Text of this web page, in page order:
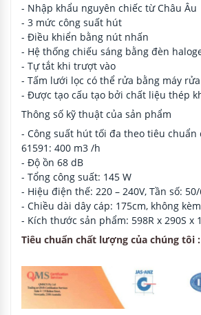
- Nhập khẩu nguyên chiếc từ Châu Âu
- 3 mức công suất hút
- Điều khiển bằng nút nhấn
- Hệ thống chiếu sáng bằng đèn
- Tự tắt khi trượt vào
- Tấm lưới lọc có thể rửa bằng máy
- Được tạo cấu tạo bởi chất liệu thép
Thông số kỹ thuật của sản phẩm
- Công suất hút tối đa theo tiêu chuẩn
61591: 400 m3 /h
- Độ ồn 68 dB
- Tổng công suất: 145 W
- Hiệu điện thế: 220 – 240V, Tần số:
- Chiều dài dây cáp: 175cm, không
- Kích thước sản phẩm: 598R x 290S x
Tiêu chuẩn chất lượng của chúng tôi :